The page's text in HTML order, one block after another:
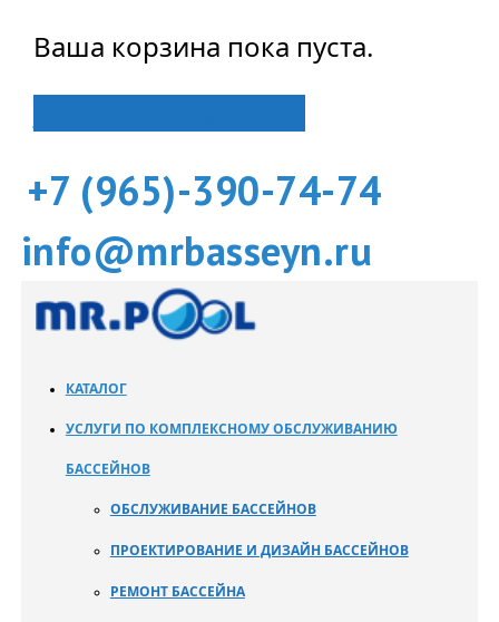
Ваша корзина пока пуста.
+7 (965)-390-74-74
info@mrbasseyn.ru
КАТАЛОГ
УСЛУГИ ПО КОМПЛЕКСНОМУ ОБСЛУЖИВАНИЮ
БАССЕЙНОВ
ОБСЛУЖИВАНИЕ БАССЕЙНОВ
ПРОЕКТИРОВАНИЕ И ДИЗАЙН БАССЕЙНОВ
РЕМОНТ БАССЕЙНА